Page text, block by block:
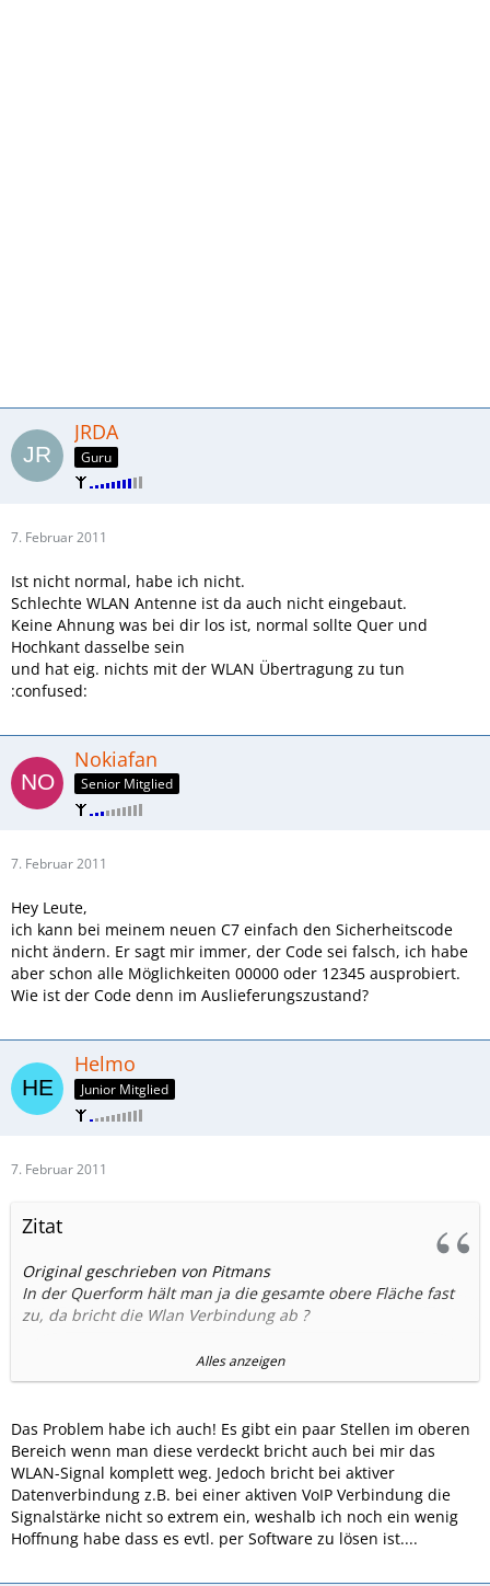
JRDA
Guru
7. Februar 2011
Ist nicht normal, habe ich nicht.
Schlechte WLAN Antenne ist da auch nicht eingebaut.
Keine Ahnung was bei dir los ist, normal sollte Quer und
Hochkant dasselbe sein
und hat eig. nichts mit der WLAN Übertragung zu tun
:confused:
Nokiafan
Senior Mitglied
7. Februar 2011
Hey Leute,
ich kann bei meinem neuen C7 einfach den Sicherheitscode
nicht ändern. Er sagt mir immer, der Code sei falsch, ich habe
aber schon alle Möglichkeiten 00000 oder 12345 ausprobiert.
Wie ist der Code denn im Auslieferungszustand?
Helmo
Junior Mitglied
7. Februar 2011
Zitat
Original geschrieben von Pitmans
In der Querform hält man ja die gesamte obere Fläche fast
zu, da bricht die Wlan Verbindung ab ?
Im Hochkantformat ist alles in Oednung. Kenne das vom n97
so nicht, ist das normal ?
Ist im Handy eine schlechte Wlan Antenne eingebaut ?
Grüße
Pitman
Alles anzeigen
Das Problem habe ich auch! Es gibt ein paar Stellen im oberen
Bereich wenn man diese verdeckt bricht auch bei mir das
WLAN-Signal komplett weg. Jedoch bricht bei aktiver
Datenverbindung z.B. bei einer aktiven VoIP Verbindung die
Signalstärke nicht so extrem ein, weshalb ich noch ein wenig
Hoffnung habe dass es evtl. per Software zu lösen ist....